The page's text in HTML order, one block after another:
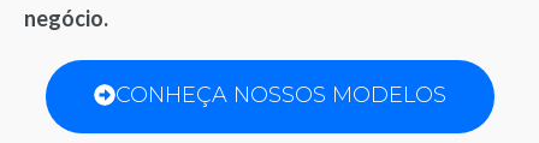
negócio.
CONHEÇA NOSSOS MODELOS